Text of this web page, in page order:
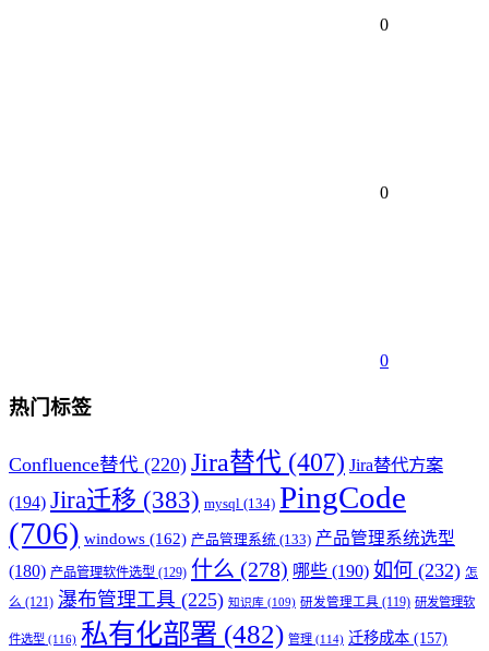
0
0
0
热门标签
Confluence替代 (220) Jira替代 (407) Jira替代方案
(194) Jira迁移 (383) mysql (134) PingCode
(706) windows (162) 产品管理系统 (133) 产品管理系统选型
(180) 产品管理软件选型 (129) 什么 (278) 哪些 (190) 如何 (232) 怎
么 (121) 瀑布管理工具 (225) 知识库 (109) 研发管理工具 (119) 研发管理软
件选型 (116) 私有化部署 (482) 管理 (114) 迁移成本 (157)